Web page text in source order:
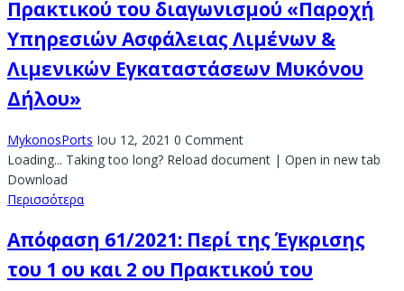
Πρακτικού του διαγωνισμού «Παροχή
Υπηρεσιών Ασφάλειας Λιμένων &
Λιμενικών Εγκαταστάσεων Μυκόνου
Δήλου»
MykonosPorts Ιου 12, 2021 0 Comment
Loading... Taking too long? Reload document | Open in new tab
Download
Περισσότερα
Απόφαση 61/2021: Περί της Έγκρισης
του 1 ου και 2 ου Πρακτικού του